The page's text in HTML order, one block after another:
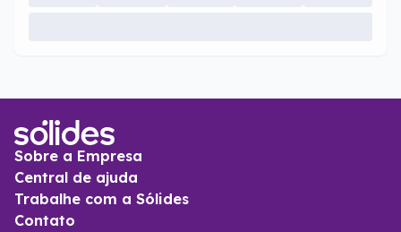
Sobre a Empresa
Central de ajuda
Trabalhe com a Sólides
Contato